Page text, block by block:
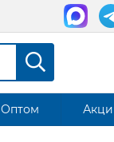
Оптом